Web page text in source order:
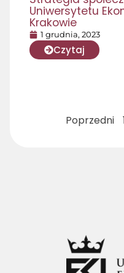
Uniwersytetu
Krakowie
1 grudnia, 2023
Czytaj
Poprzedni